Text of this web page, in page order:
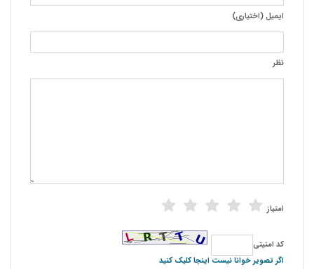
ایمیل (اختیاری)
نظر
امتیاز
كد امنیتی
اگر تصویر خوانا نیست اینجا کلیک کنید